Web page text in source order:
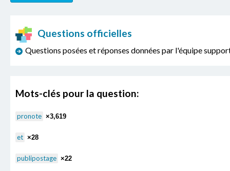
Questions officielles
Questions posées et réponses données par l'équipe
Mots-clés pour la question:
pronote ×3,619
et ×28
publipostage ×22